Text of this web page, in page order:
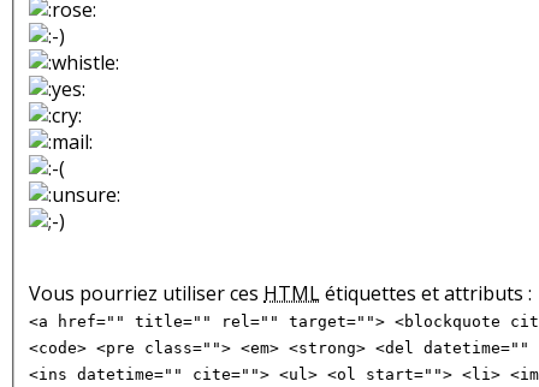
Vous pourriez utiliser ces HTMLétiquettes et attributs :
<a href="" title="" rel="" target=""> <blockquote
<code> <pre class=""> <em> <strong> <del
<ins datetime="" cite=""> <ul> <ol start=""> <li>